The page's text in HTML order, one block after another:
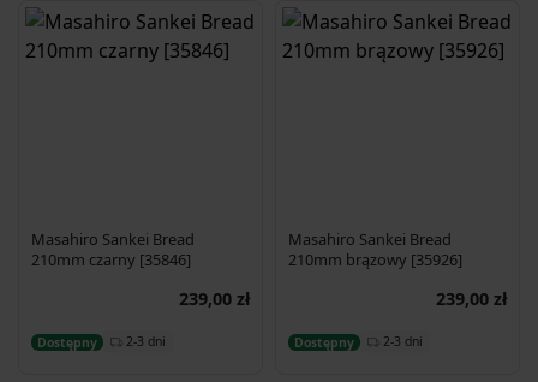
Masahiro Sankei Bread
210mm czarny [35846]
239,00 zł
Dostępny 2-3 dni
Dodaj do koszyka
Masahiro Sankei Bread
210mm brązowy [35926]
239,00 zł
Dostępny 2-3 dni
Dodaj do koszyka